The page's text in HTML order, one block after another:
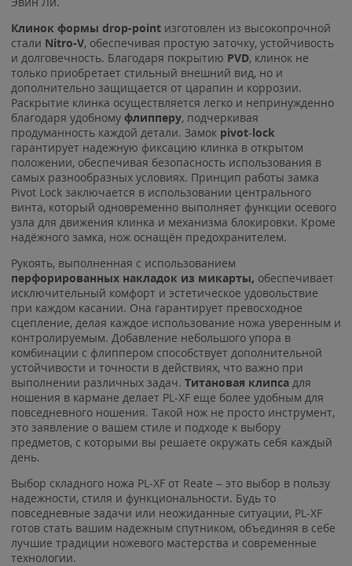
Клинок формы drop-point изготовлен из высокопрочной
стали Nitro-V, обеспечивая простую заточку, устойчивость
и долговечность. Благодаря покрытию PVD, клинок не
только приобретает стильный внешний вид, но и
дополнительно защищается от царапин и коррозии.
Раскрытие клинка осуществляется легко и непринужденно
благодаря удобному флипперу, подчеркивая
продуманность каждой детали. Замок pivot-lock
гарантирует надежную фиксацию клинка в открытом
положении, обеспечивая безопасность использования в
самых разнообразных условиях. Принцип работы замка
Pivot Lock заключается в использовании центрального
винта, который одновременно выполняет функции осевого
узла для движения клинка и механизма блокировки. Кроме
надёжного замка, нож оснащён предохранителем.
Рукоять, выполненная с использованием
перфорированных накладок из микарты, обеспечивает
исключительный комфорт и эстетическое удовольствие
при каждом касании. Она гарантирует превосходное
сцепление, делая каждое использование ножа уверенным и
контролируемым. Добавление небольшого упора в
комбинации с флиппером способствует дополнительной
устойчивости и точности в действиях, что важно при
выполнении различных задач. Титановая клипса для
ношения в кармане делает PL-XF еще более удобным для
повседневного ношения. Такой нож не просто инструмент,
это заявление о вашем стиле и подходе к выбору
предметов, с которыми вы решаете окружать себя каждый
день.
Выбор складного ножа PL-XF от Reate – это выбор в пользу
надежности, стиля и функциональности. Будь то
повседневные задачи или неожиданные ситуации, PL-XF
готов стать вашим надежным спутником, объединяя в себе
лучшие традиции ножевого мастерства и современные
технологии.